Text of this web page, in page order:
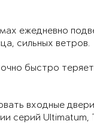
ежедневно
сильных ветров.
быстро
входные
серий